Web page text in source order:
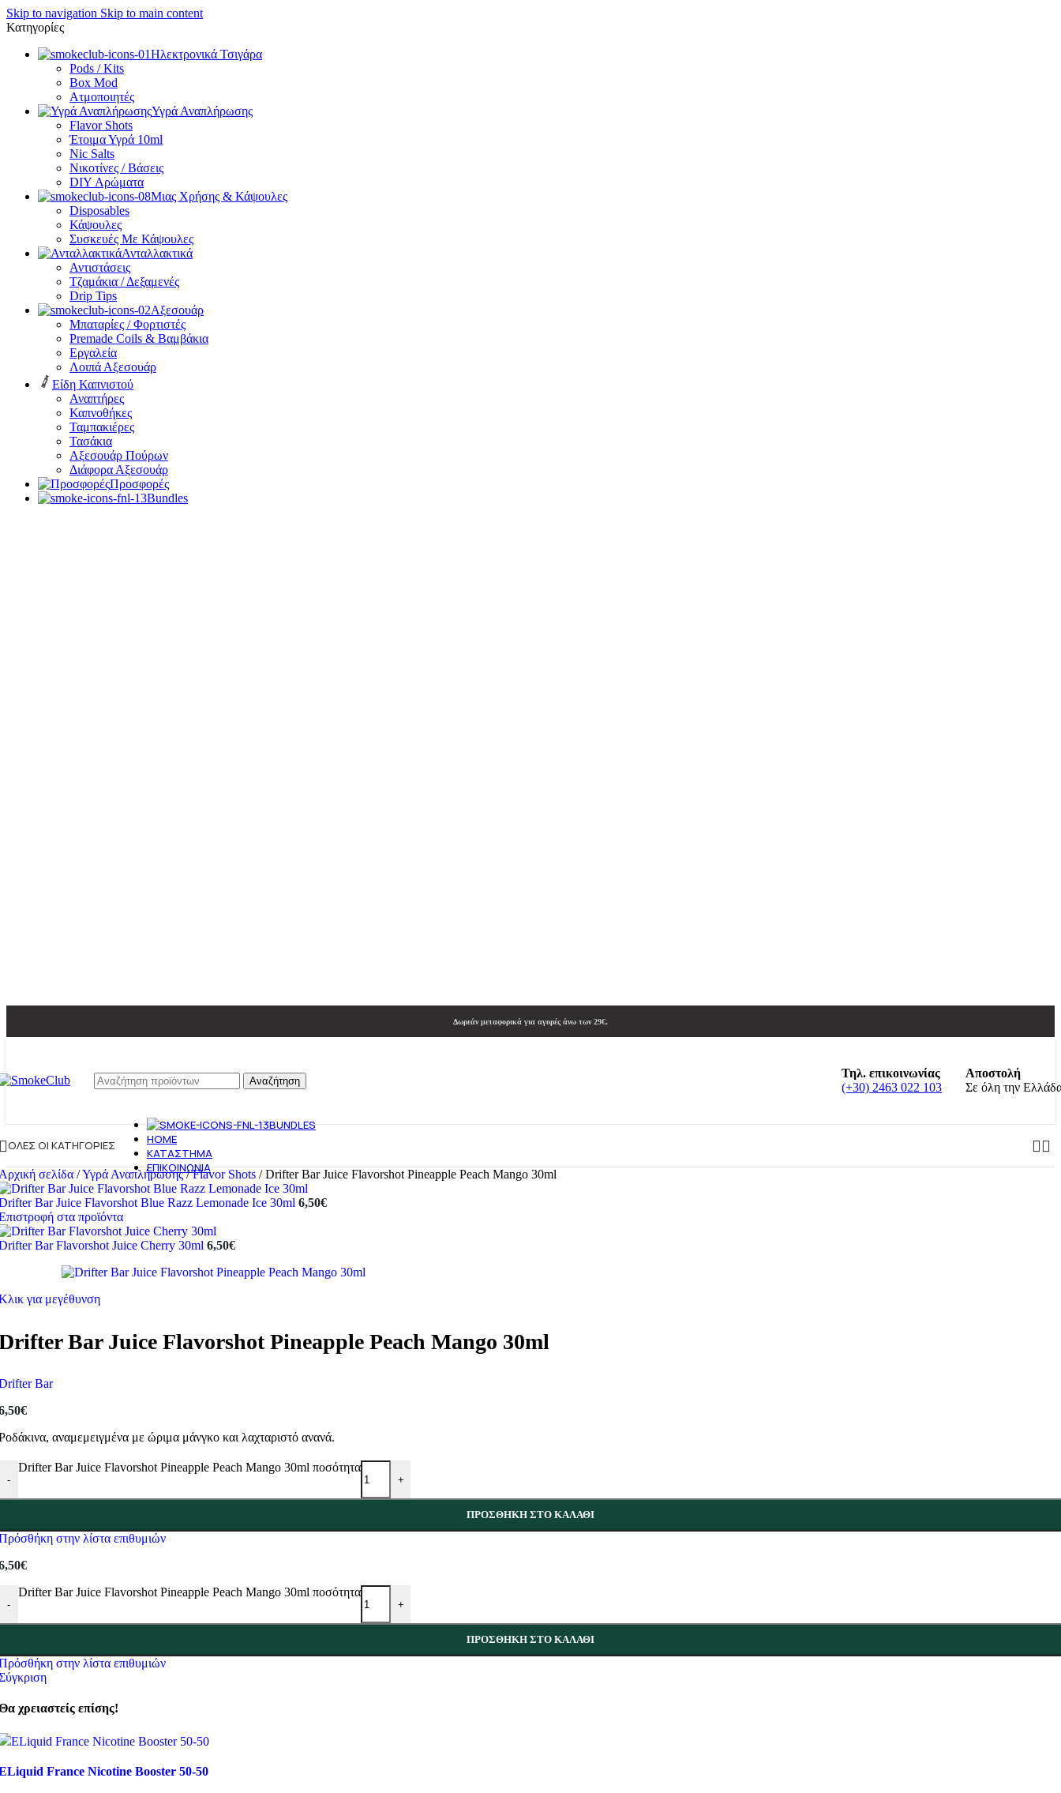
Skip to navigation Skip to main content
Κατηγορίες
Ηλεκτρονικά Τσιγάρα
Pods / Kits
Box Mod
Ατμοποιητές
Υγρά Αναπλήρωσης
Flavor Shots
Έτοιμα Υγρά 10ml
Nic Salts
Νικοτίνες / Βάσεις
DIY Αρώματα
Μιας Χρήσης & Κάψουλες
Disposables
Κάψουλες
Συσκευές Με Κάψουλες
Ανταλλακτικά
Αντιστάσεις
Τζαμάκια / Δεξαμενές
Drip Tips
Αξεσουάρ
Μπαταρίες / Φορτιστές
Premade Coils & Βαμβάκια
Εργαλεία
Λοιπά Αξεσουάρ
Είδη Καπνιστού
Αναπτήρες
Καπνοθήκες
Ταμπακιέρες
Τασάκια
Αξεσουάρ Πούρων
Διάφορα Αξεσουάρ
Προσφορές
Bundles
Δωρεάν μεταφορικά για αγορές άνω των 29€.
Αναζήτηση
Τηλ. επικοινωνίας
(+30) 2463 022 103
Αποστολή
Σε όλη την
ΌΛΕΣ ΟΙ ΚΑΤΗΓΟΡΊΕΣ
BUNDLES
HOME
ΚΑΤΆΣΤΗΜΑ
ΕΠΙΚΟΙΝΩΝΊΑ
σελίδα /Υγρά Αναπλήρωσης/ Flavor Shots / Drifter Bar Juice Flavorshot Pineapple Peach Mango 30ml
Bar Juice Flavorshot Blue Razz Lemonade Ice 30ml 6,50€
στα προϊόντα
Bar Flavorshot Juice Cherry 30ml 6,50€
για μεγέθυνση
Bar Juice Flavorshot Pineapple Peach Mango 30ml
Bar
€
αναμεμειγμένα με ώριμα μάνγκο και λαχταριστό ανανά.
-
Drifter Bar Juice Flavorshot Pineapple Peach Mango 30ml ποσότητα
+
ΠΡΟΣΘΉΚΗ ΣΤΟ ΚΑΛΆΘΙ
στην λίστα επιθυμιών
€
-
Drifter Bar Juice Flavorshot Pineapple Peach Mango 30ml ποσότητα
+
ΠΡΟΣΘΉΚΗ ΣΤΟ ΚΑΛΆΘΙ
στην λίστα επιθυμιών
χρειαστείς επίσης!
France Nicotine Booster 50-50